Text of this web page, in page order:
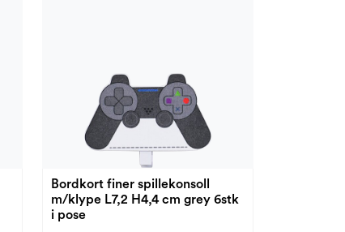
Bordkort finer spillekonsoll
m/klype L7,2 H4,4 cm grey 6stk
i pose